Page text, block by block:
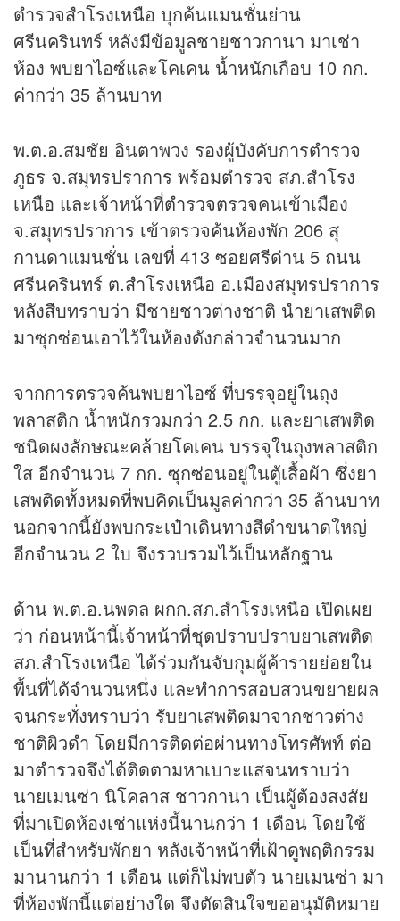
ตำรวจสำโรงเหนือ บุกค้นแมนชั่นย่าน
ศรีนครินทร์ หลังมีข้อมูลชายชาวกานา มาเช่า
ห้อง พบยาไอซ์และโคเคน น้ำหนักเกือบ 10 กก.
ค่ากว่า 35 ล้านบาท
พ.ต.อ.สมชัย อินตาพวง รองผู้บังคับการตำรวจ
ภูธร จ.สมุทรปราการ พร้อมตำรวจ สภ.สำโรง
เหนือ และเจ้าหน้าที่ตำรวจตรวจคนเข้าเมือง
จ.สมุทรปราการ เข้าตรวจค้นห้องพัก 206 สุ
กานดาแมนชั่น เลขที่ 413 ซอยศรีด่าน 5 ถนน
ศรีนครินทร์ ต.สำโรงเหนือ อ.เมืองสมุทรปราการ
หลังสืบทราบว่า มีชายชาวต่างชาติ นำยาเสพติด
มาซุกซ่อนเอาไว้ในห้องดังกล่าวจำนวนมาก
จากการตรวจค้นพบยาไอซ์ ที่บรรจุอยู่ในถุง
พลาสติก น้ำหนักรวมกว่า 2.5 กก. และยาเสพติด
ชนิดผงลักษณะคล้ายโคเคน บรรจุในถุงพลาสติก
ใส อีกจำนวน 7 กก. ซุกซ่อนอยู่ในตู้เสื้อผ้า ซึ่งยา
เสพติดทั้งหมดที่พบคิดเป็นมูลค่ากว่า 35 ล้านบาท
นอกจากนี้ยังพบกระเป๋าเดินทางสีดำขนาดใหญ่
อีกจำนวน 2 ใบ จึงรวบรวมไว้เป็นหลักฐาน
ด้าน พ.ต.อ.นพดล ผกก.สภ.สำโรงเหนือ เปิดเผย
ว่า ก่อนหน้านี้เจ้าหน้าที่ชุดปราบปราบยาเสพติด
สภ.สำโรงเหนือ ได้ร่วมกันจับกุมผู้ค้ารายย่อยใน
พื้นที่ได้จำนวนหนึ่ง และทำการสอบสวนขยายผล
จนกระทั่งทราบว่า รับยาเสพติดมาจากชาวต่าง
ชาติผิวดำ โดยมีการติดต่อผ่านทางโทรศัพท์ ต่อ
มาตำรวจจึงได้ติดตามหาเบาะแสจนทราบว่า
นายเมนซ่า นิโคลาส ชาวกานา เป็นผู้ต้องสงสัย
ที่มาเปิดห้องเช่าแห่งนี้นานกว่า 1 เดือน โดยใช้
เป็นที่สำหรับพักยา หลังเจ้าหน้าที่เฝ้าดูพฤติกรรม
มานานกว่า 1 เดือน แต่ก็ไม่พบตัว นายเมนซ่า มา
ที่ห้องพักนี้แต่อย่างใด จึงตัดสินใจขออนุมัติหมาย